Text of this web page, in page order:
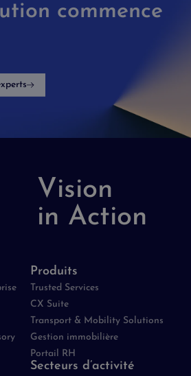
commence
Vision
in Action
Produits
Trusted Services
CX Suite
Transport & Mobility Solutions
Gestion immobilière
Portail RH
Secteurs d’activité